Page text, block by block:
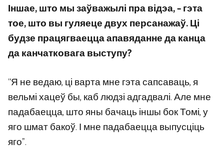
Іншае, што мы заўважылі пра відэа, – гэта
тое, што вы гуляеце двух персанажаў. Ці
будзе працягваецца апавяданне да канца
да канчатковага выступу?
“Я не ведаю, ці варта мне гэта сапсаваць, я
вельмі хацеў бы, каб людзі адгадвалі. Але мне
падабаецца, што яны бачаць іншы бок Томі, у
яго шмат бакоў. І мне падабаецца выпусціць
яго”.